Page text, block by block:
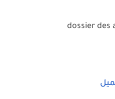
dossier des